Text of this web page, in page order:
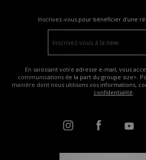
Inscrivez-vous pour bénéficier d'une
En saisissant votre adresse e-mail, vous
communications de la part du groupe size>.
manière dont nous utilisons vos informations,
confidentialité.